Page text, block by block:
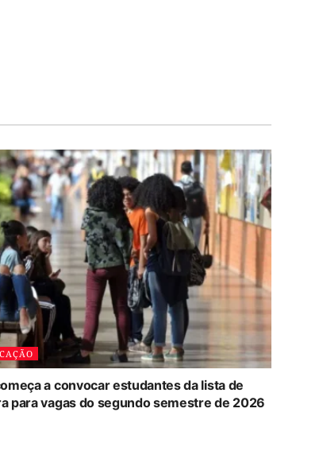
a convocar estudantes da lista de
para vagas do segundo semestre de 2026